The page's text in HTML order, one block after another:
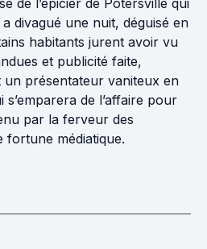
de l’épicier de Potersville qui
divagué une nuit, déguisé en
habitants jurent avoir vu
et publicité faite,
un présentateur vaniteux en
de l’affaire pour
par la ferveur des
fortune médiatique.